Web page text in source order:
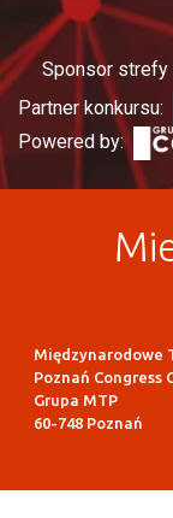
Sponsor strefy
Partner konkursu:
Powered by:
Międzynarodowe
Poznań Congress
Grupa MTP
60-748 Poznań